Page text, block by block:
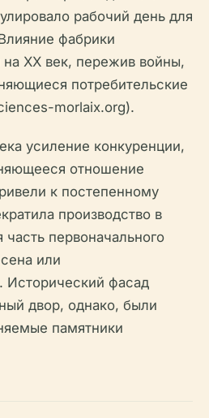
рабочий день для
фабрики
на XX век, пережив войны,
потребительские
morlaix.org).
усиление конкуренции,
отношение
к постепенному
производство в
первоначального
или
Исторический фасад
двор, однако, были
памятники